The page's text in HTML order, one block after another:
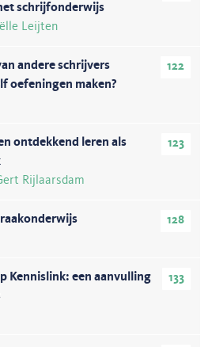
schrijfonderwijs
Leijten
122
andere schrijvers
oefeningen maken?
123
ontdekkend leren als
Rijlaarsdam
128
133
Kennislink: een aanvulling